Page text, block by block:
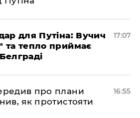
для Путіна: Вучич
та тепло приймає
17:07
про плани
як протистояти
16:55